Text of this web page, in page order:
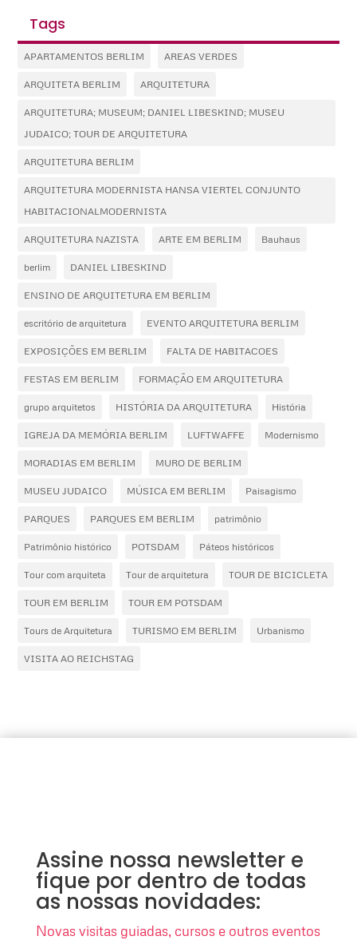
Tags
APARTAMENTOS BERLIM AREAS VERDES
ARQUITETA BERLIM ARQUITETURA
ARQUITETURA; MUSEUM; DANIEL LIBESKIND; MUSEU
JUDAICO; TOUR DE ARQUITETURA
ARQUITETURA BERLIM
ARQUITETURA MODERNISTA HANSA VIERTEL CONJUNTO
HABITACIONALMODERNISTA
ARQUITETURA NAZISTA ARTE EM BERLIM Bauhaus
berlim DANIEL LIBESKIND
ENSINO DE ARQUITETURA EM BERLIM
escritório de arquitetura EVENTO ARQUITETURA BERLIM
EXPOSIÇÕES EM BERLIM FALTA DE HABITACOES
FESTAS EM BERLIM FORMAÇÃO EM ARQUITETURA
grupo arquitetos HISTÓRIA DA ARQUITETURA História
IGREJA DA MEMÓRIA BERLIM LUFTWAFFE Modernismo
MORADIAS EM BERLIM MURO DE BERLIM
MUSEU JUDAICO MÚSICA EM BERLIM Paisagismo
PARQUES PARQUES EM BERLIM patrimônio
Patrimônio histórico POTSDAM Páteos históricos
Tour com arquiteta Tour de arquitetura TOUR DE BICICLETA
TOUR EM BERLIM TOUR EM POTSDAM
Tours de Arquitetura TURISMO EM BERLIM Urbanismo
VISITA AO REICHSTAG
Assine nossa newsletter e
fique por dentro de todas
as nossas novidades:
Novas visitas guiadas, cursos e outros eventos